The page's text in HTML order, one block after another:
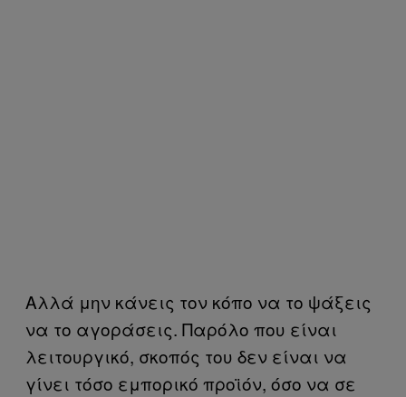
Αλλά μην κάνεις τον κόπο να το ψάξεις
να το αγοράσεις. Παρόλο που είναι
λειτουργικό, σκοπός του δεν είναι να
γίνει τόσο εμπορικό προϊόν, όσο να σε